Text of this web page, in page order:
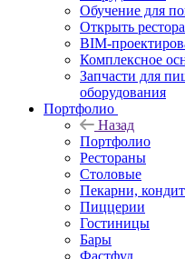
Обучение для
Открыть
BIM-
Комплексное
Запчасти для
оборудования
Портфолио
Назад
Портфолио
Рестораны
Столовые
Пекарни,
Пиццерии
Гостиницы
Бары
Фастфуд